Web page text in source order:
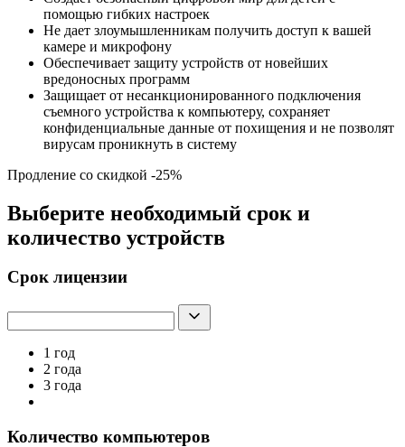
помощью гибких настроек
Не дает злоумышленникам получить доступ к вашей
камере и микрофону
Обеспечивает защиту устройств от новейших
вредоносных программ
Защищает от несанкционированного подключения
съемного устройства к компьютеру, сохраняет
конфиденциальные данные от похищения и не позволят
вирусам проникнуть в систему
Продление со скидкой -25%
Выберите необходимый срок и
количество устройств
Срок лицензии
1 год
2 года
3 года
Количество компьютеров